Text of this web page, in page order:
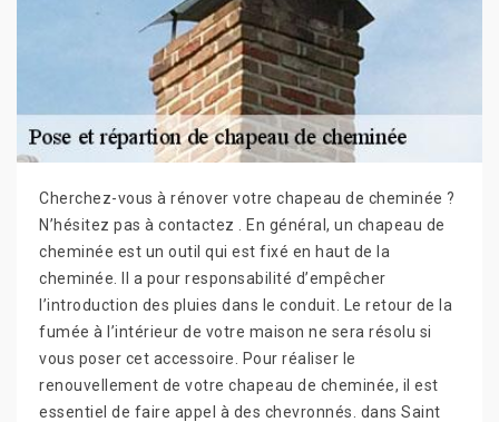
Cherchez-vous à rénover votre chapeau de cheminée ?
N’hésitez pas à contactez . En général, un chapeau de
cheminée est un outil qui est fixé en haut de la
cheminée. Il a pour responsabilité d’empêcher
l’introduction des pluies dans le conduit. Le retour de la
fumée à l’intérieur de votre maison ne sera résolu si
vous poser cet accessoire. Pour réaliser le
renouvellement de votre chapeau de cheminée, il est
essentiel de faire appel à des chevronnés. dans Saint